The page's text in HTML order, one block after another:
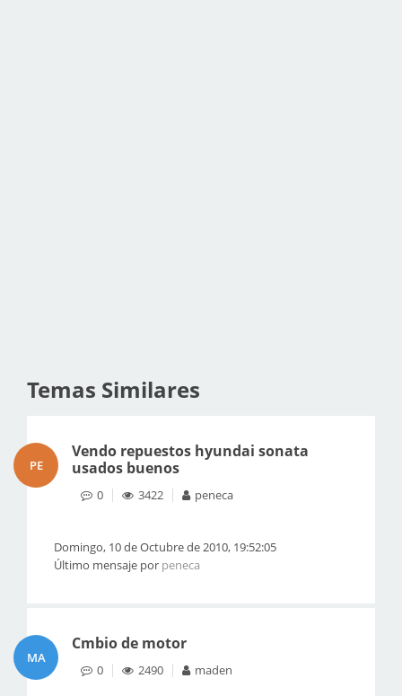
Temas Similares
PE
Vendo repuestos hyundai sonata
usados buenos
0 3422 peneca
Domingo, 10 de Octubre de 2010, 19:52:05
Último mensaje por peneca
MA
Cmbio de motor
0 2490 maden